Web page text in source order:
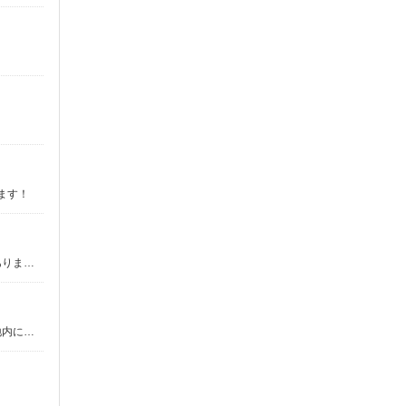
！
三重県津市／最寄駅：津駅、一身田駅 鈴鹿市や亀山市からもアクセス良好です！ ≪車通勤可≫ ●近くて便利な無料駐車場あります！
三重県津市／最寄駅：津駅、一身田駅 ●亀山市・鈴鹿市からもアクセス良好♪駐車場も近くて便利です♪ ≪車通勤可≫ ◎敷地内に無料駐車場あり♪